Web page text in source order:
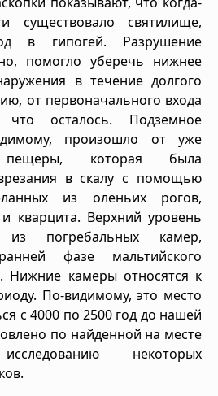
существовало святилище,
в гипогей. Разрушение
помогло уберечь нижнее
в течение долгого
от первоначального входа
осталось. Подземное
произошло от уже
пещеры, которая была
в скалу с помощью
из оленьих рогов,
кварцита. Верхний уровень
из погребальных камер,
фазе мальтийского
Нижние камеры относятся к
По-видимому, это место
с 4000 по 2500 год до нашей
по найденной на месте
некоторых